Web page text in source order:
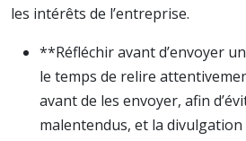
les intérêts de l’entreprise.
**Réfléchir avant d’envoyer
le temps de relire
avant de les envoyer, afin
malentendus, et la